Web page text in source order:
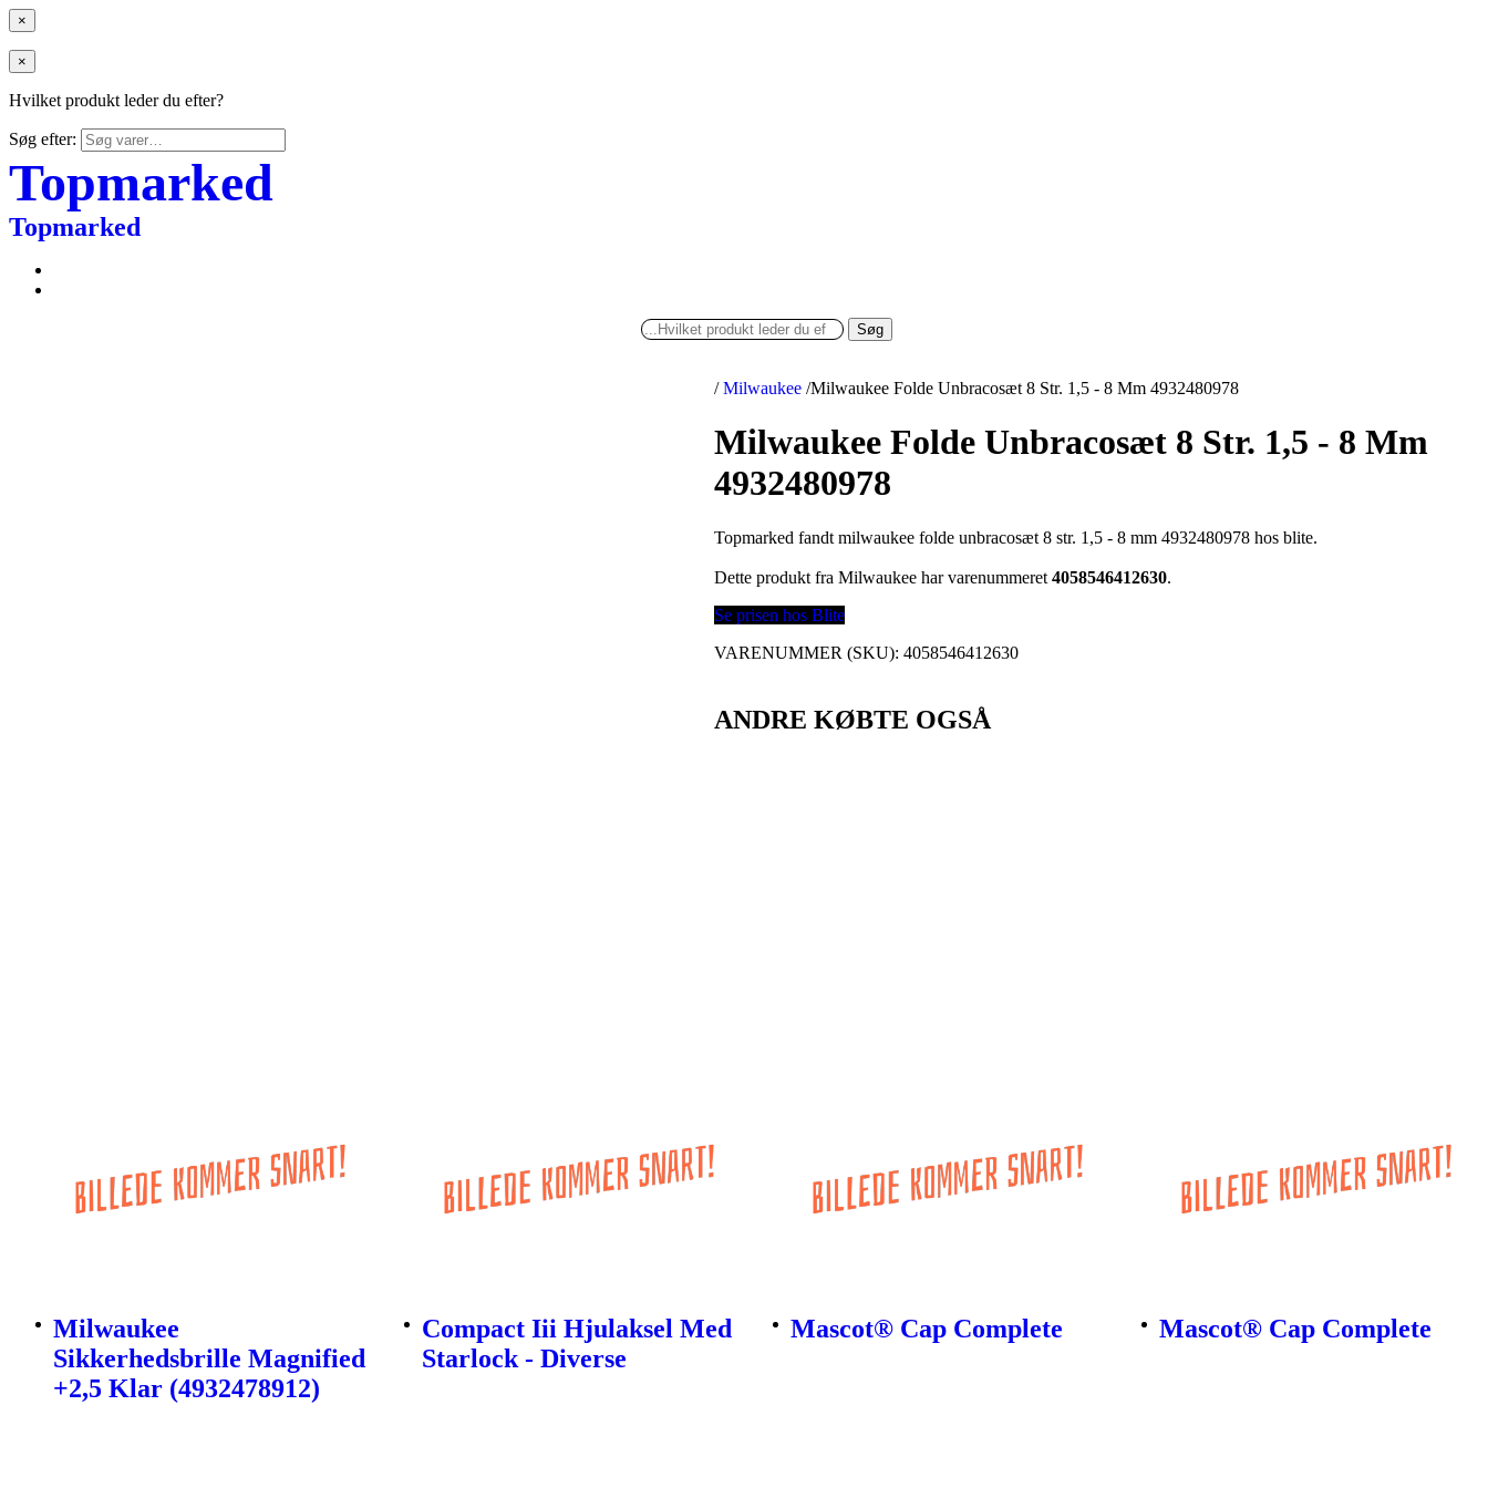
×
×
Hvilket produkt leder du efter?
Søg efter:
Topmarked
Topmarked
Søg
/ Milwaukee /Milwaukee Folde Unbracosæt 8 Str. 1,5 - 8 Mm 4932480978
Milwaukee Folde Unbracosæt 8 Str. 1,5 - 8 Mm
4932480978
Topmarked fandt milwaukee folde unbracosæt 8 str. 1,5 - 8 mm 4932480978 hos blite.
Dette produkt fra Milwaukee har varenummeret4058546412630.
Se prisen hos Blite
VARENUMMER (SKU):4058546412630
ANDRE KØBTE OGSÅ
Milwaukee
Sikkerhedsbrille Magnified
+2,5 Klar (4932478912)
Compact Iii Hjulaksel Med
Starlock - Diverse
Mascot® Cap Complete Mascot® Cap Complete